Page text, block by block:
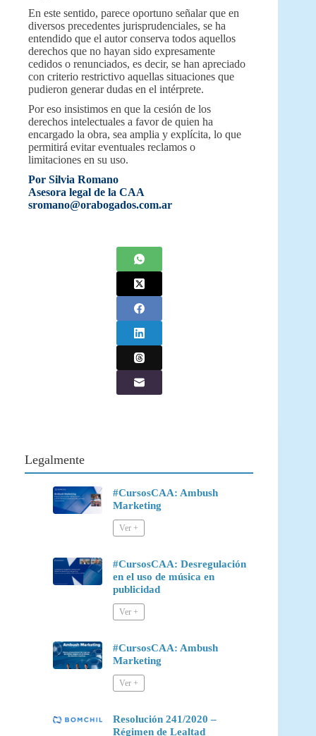
En este sentido, parece oportuno señalar que en
diversos precedentes jurisprudenciales, se ha
entendido que el autor conserva todos aquellos
derechos que no hayan sido expresamente
cedidos o renunciados, es decir, se han apreciado
con criterio restrictivo aquellas situaciones que
pudieron generar dudas en el intérprete.
Por eso insistimos en que la cesión de los
derechos intelectuales a favor de quien ha
encargado la obra, sea amplia y explícita, lo que
permitirá evitar eventuales reclamos o
limitaciones en su uso.
Por Silvia Romano
Asesora legal de la CAA
sromano@orabogados.com.ar
Legalmente
#CursosCAA: Ambush
Marketing
#CursosCAA: Desregulación
en el uso de música en
publicidad
#CursosCAA: Ambush
Marketing
Resolución 241/2020 –
Régimen de Lealtad